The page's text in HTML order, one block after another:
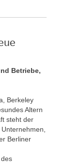
Betriebe,
Berkeley
Altern
steht der
Berliner